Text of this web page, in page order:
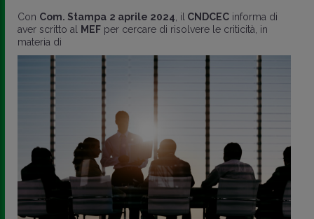
Con Com. Stampa 2 aprile 2024 , il CNDCEC informa di
aver scritto al
MEF per cercare di risolvere le criticità, in
materia di